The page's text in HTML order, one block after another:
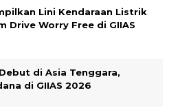
Lini Kendaraan Listrik
Drive Worry Free di GIIAS
di Asia Tenggara,
di GIIAS 2026